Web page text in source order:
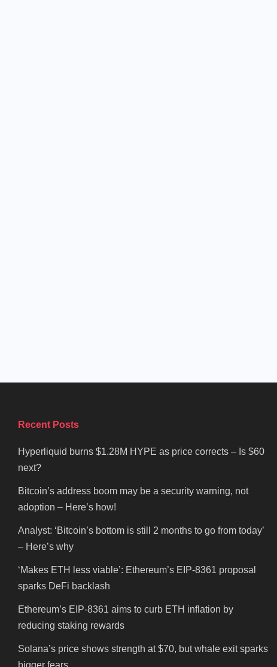
Recent Posts
Hyperliquid burns $1.28M HYPE as price corrects – Is $60
next?
Bitcoin’s address boom may be a security warning, not
adoption – Here’s how!
Analyst: ‘Bitcoin’s bottom is still 2 months to go from today’
– Here’s why
‘Makes ETH less viable’: Ethereum’s EIP-8361 proposal
sparks DeFi backlash
Ethereum’s EIP-8361 aims to curb ETH inflation by
reducing staking rewards
Solana’s price shows strength at $70, but whale exit sparks